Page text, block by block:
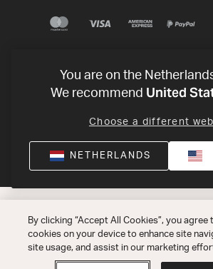
You are on the
We recommend United
Choose a different
NETHERLANDS
By clicking “Accept All Cookies”, you
cookies on your device to enhance site
site usage, and assist in our marketing